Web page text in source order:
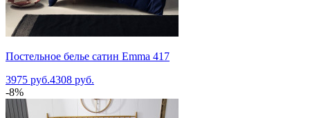
Постельное белье сатин Emma 417
3975 руб.4308 руб.
-8%